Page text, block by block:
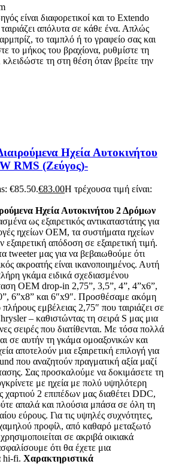
είναι διαφορετικοί και το Extendo
απόλυτα σε κάθε ένα. Απλώς
το ταμπλό ή το γραφείο σας και
το μήκος του βραχίονα, ρυθμίστε τη
τη στη θέση όταν βρείτε την
Ηχεία Αυτοκινήτου
RMS (Ζεύγος)-
€85.50.€83.00Η τρέχουσα τιμή είναι:
Ηχεία Αυτοκινήτου 2 Δρόμων
ως εξαιρετικός αντικαταστάτης για
ηχείων OEM, τα συστήματα ηχείων
απόδοση σε εξαιρετική τιμή.
tweeter μας για να βεβαιωθούμε ότι
ακροατής είναι ικανοποιημένος. Αυτή
γκάμα ειδικά σχεδιασμένου
OEM drop-in 2,75”, 3,5”, 4”, 4”x6”,
6”x8” και 6″x9″. Προσθέσαμε ακόμη
εμβέλειας 2,75″ που ταιριάζει σε
– καθιστώντας τη σειρά S μας μια
σειρές που διατίθενται. Με τόσα πολλά
σε αυτήν τη γκάμα ομοαξονικών και
αποτελούν μια εξαιρετική επιλογή για
που αναζητούν πραγματική αξία μαζί
Σας προσκαλούμε να δοκιμάσετε τη
με ηχεία με πολύ υψηλότερη
χαρτιού 2 επιπέδων μας διαθέτει DDC,
απαλά και πλούσια μπάσα σε όλη τη
εύρους. Για τις υψηλές συχνότητες,
προφίλ, από καθαρό μεταξωτό
σε ακριβά οικιακά
ότι θα έχετε μια
hi-fi. Χαρακτηριστικά